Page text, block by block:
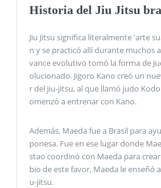
Historia del Jiu Jitsu
Jiu Jitsu significa literalmente 'arte
n y se practicó allí durante muchos
vance evolutivo tomó la forma de
olucionado. Jigoro Kano creó un
r del jiu-jitsu, al que llamó judo
omenzó a entrenar con Kano.
Además, Maeda fue a Brasil para
ponesa. Fue en ese lugar donde
stao coordinó con Maeda para
bio de este favor, Maeda le enseñó
u-jitsu.